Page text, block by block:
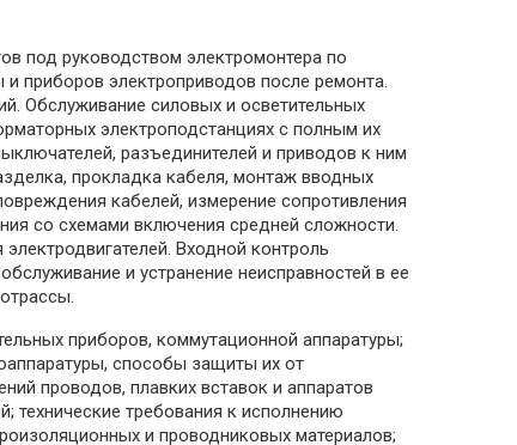
под руководством электромонтера по
приборов электроприводов после ремонта.
Обслуживание силовых и осветительных
электроподстанциях с полным их
разъединителей и приводов к ним
прокладка кабеля, монтаж вводных
кабелей, измерение сопротивления
со схемами включения средней сложности.
Входной контроль
и устранение неисправностей в ее
приборов, коммутационной аппаратуры;
способы защиты их от
проводов, плавких вставок и аппаратов
технические требования к исполнению
и проводниковых материалов;